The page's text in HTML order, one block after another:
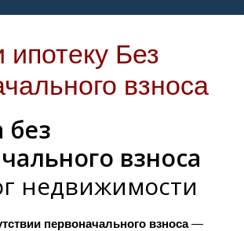
рублей
Глазьев заявил о «пузыре» на
Без
взноса
без
взноса
недвижимости
первоначального взноса—